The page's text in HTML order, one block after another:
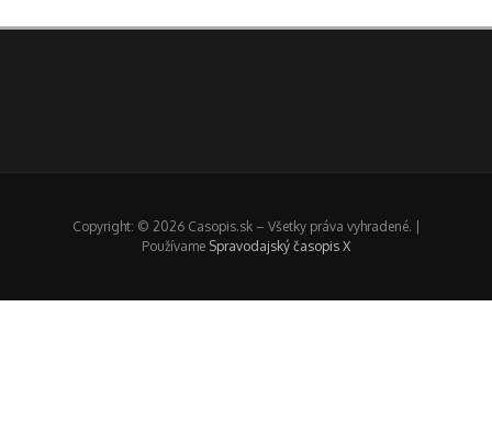
Copyright: © 2026 Casopis.sk – Všetky práva vyhradené. |
Používame Spravodajský časopis X